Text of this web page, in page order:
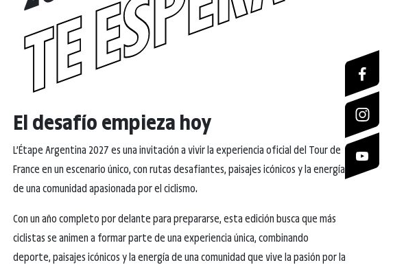
El desafío empieza hoy
L’Étape Argentina 2027 es una invitación a vivir la experiencia oficial del Tour de
France en un escenario único, con rutas desafiantes, paisajes icónicos y la energía
de una comunidad apasionada por el ciclismo.
Con un año completo por delante para prepararse, esta edición busca que más
ciclistas se animen a formar parte de una experiencia única, combinando
deporte, paisajes icónicos y la energía de una comunidad que vive la pasión por la